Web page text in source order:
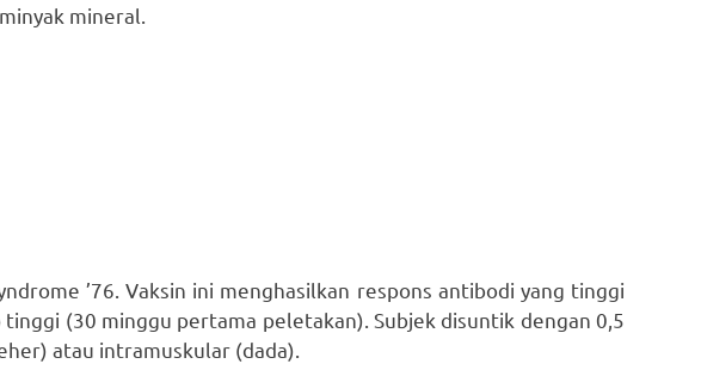
mineral.
’76. Vaksin ini menghasilkan respons antibodi yang tinggi
(30 minggu pertama peletakan). Subjek disuntik dengan 0,5
atau intramuskular (dada).